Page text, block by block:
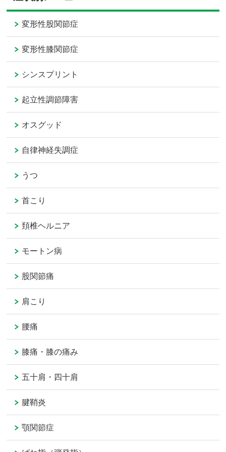
変形性股関節症
変形性膝関節症
シンスプリント
起立性調節障害
オスグッド
自律神経失調症
うつ
首こり
頚椎ヘルニア
モートン病
股関節痛
肩こり
腰痛
膝痛・膝の痛み
五十肩・四十肩
腱鞘炎
顎関節症